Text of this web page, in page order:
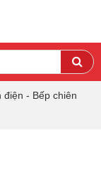
điện - Bếp chiên